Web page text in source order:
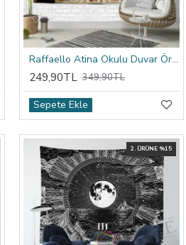
Raffaello Atina Okulu Duvar Örtüsü
249,90TL 349,90TL
Sepete Ekle
2. ÜRÜNE %15